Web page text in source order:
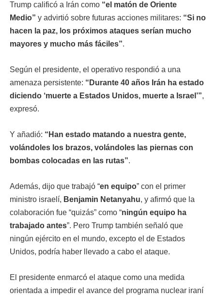
Trump calificó a Irán como “el matón de Oriente
Medio” y advirtió sobre futuras acciones militares: “Si no
hacen la paz, los próximos ataques serían mucho
mayores y mucho más fáciles”.
Según el presidente, el operativo respondió a una
amenaza persistente: “Durante 40 años Irán ha estado
diciendo ‘muerte a Estados Unidos, muerte a Israel’”,
expresó.
Y añadió: “Han estado matando a nuestra gente,
volándoles los brazos, volándoles las piernas con
bombas colocadas en las rutas”.
Además, dijo que trabajó “en equipo” con el primer
ministro israelí, Benjamin Netanyahu, y afirmó que la
colaboración fue “quizás” como “ningún equipo ha
trabajado antes”. Pero Trump también señaló que
ningún ejército en el mundo, excepto el de Estados
Unidos, podría haber llevado a cabo el ataque.
El presidente enmarcó el ataque como una medida
orientada a impedir el avance del programa nuclear iraní